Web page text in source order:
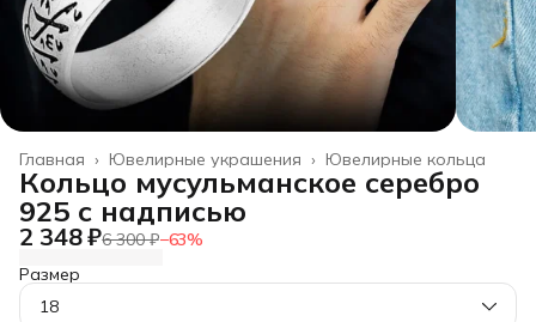
Ювелирные кольца
Ювелирные украшения ›
Главная ›
Кольцо мусульманское серебро
925 с надписью
2 348 ₽6 300 ₽−63%
Размер
18